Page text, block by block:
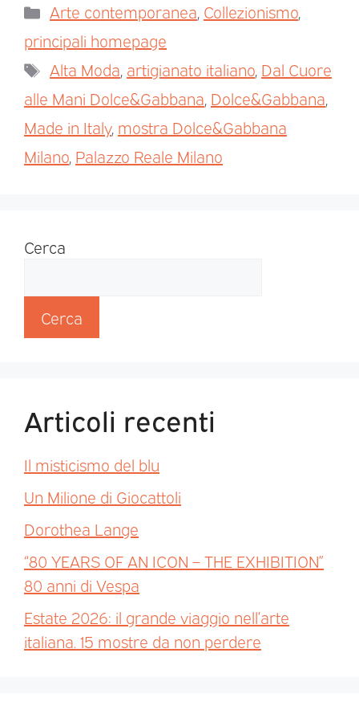
Arte contemporanea, Collezionismo,
principali homepage
Alta Moda, artigianato italiano, Dal Cuore
alle Mani Dolce&Gabbana, Dolce&Gabbana,
Made in Italy, mostra Dolce&Gabbana
Milano, Palazzo Reale Milano
Cerca
Cerca
Articoli recenti
Il misticismo del blu
Un Milione di Giocattoli
Dorothea Lange
“80 YEARS OF AN ICON – THE EXHIBITION”
80 anni di Vespa
Estate 2026: il grande viaggio nell’arte
italiana. 15 mostre da non perdere